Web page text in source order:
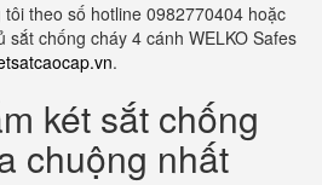
theo số hotline 0982770404 hoặc
sắt chống cháy 4 cánh WELKO Safes
.
két sắt chống
chuộng nhất